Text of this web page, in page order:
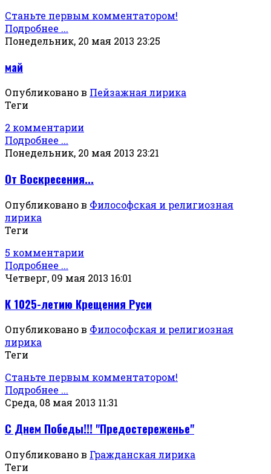
Станьте первым комментатором!
Подробнее ...
Понедельник, 20 мая 2013 23:25
май
Опубликовано в Пейзажная лирика
Теги
2 комментарии
Подробнее ...
Понедельник, 20 мая 2013 23:21
От Воскресения...
Опубликовано в Философская и религиозная
лирика
Теги
5 комментарии
Подробнее ...
Четверг, 09 мая 2013 16:01
К 1025-летию Крещения Руси
Опубликовано в Философская и религиозная
лирика
Теги
Станьте первым комментатором!
Подробнее ...
Среда, 08 мая 2013 11:31
С Днем Победы!!! "Предостереженье"
Опубликовано в Гражданская лирика
Теги